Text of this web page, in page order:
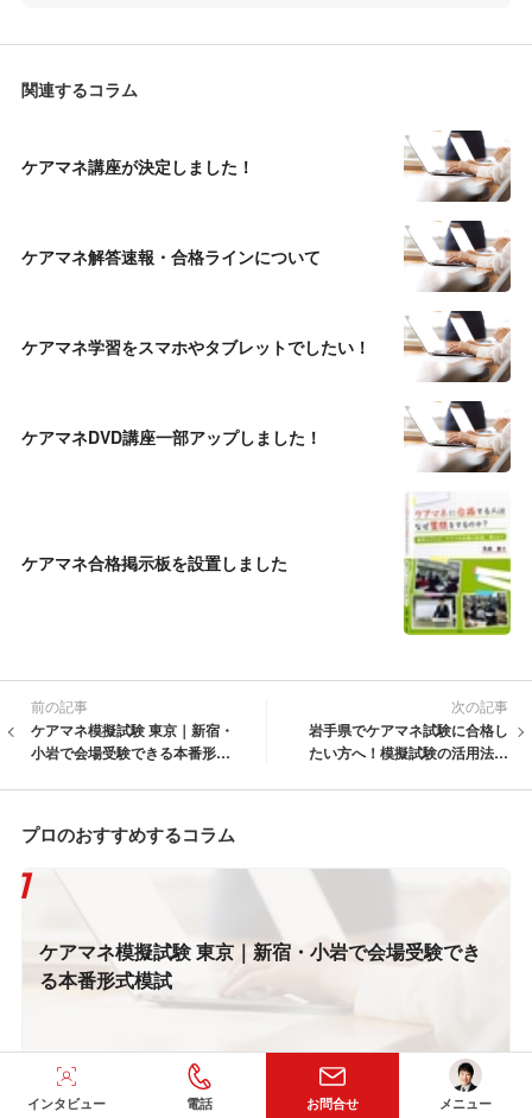
関連するコラム
ケアマネ講座が決定しました！
ケアマネ解答速報・合格ラインについて
ケアマネ学習をスマホやタブレットでしたい！
ケアマネDVD講座一部アップしました！
ケアマネ合格掲示板を設置しました
前の記事
ケアマネ模擬試験 東京｜新宿・
小岩で会場受験できる本番形式
次の記事
岩手県でケアマネ試験に合格し
たい方へ！模擬試験の活用法と
プロのおすすめするコラム
ケアマネ模擬試験 東京｜新宿・小岩で会場受験でき
る本番形式模試
インタビュー 電話 お問合せ メニュー